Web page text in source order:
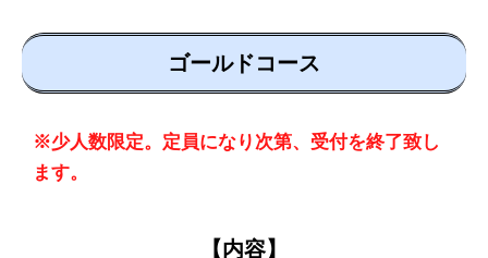
ゴールドコース
※少人数限定。定員になり次第、受付を終了致し
ます。
【内容】